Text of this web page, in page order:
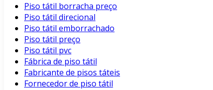
Piso tátil borracha preço
Piso tátil direcional
Piso tátil emborrachado
Piso tátil preço
Piso tátil pvc
Fábrica de piso tátil
Fabricante de pisos táteis
Fornecedor de piso tátil